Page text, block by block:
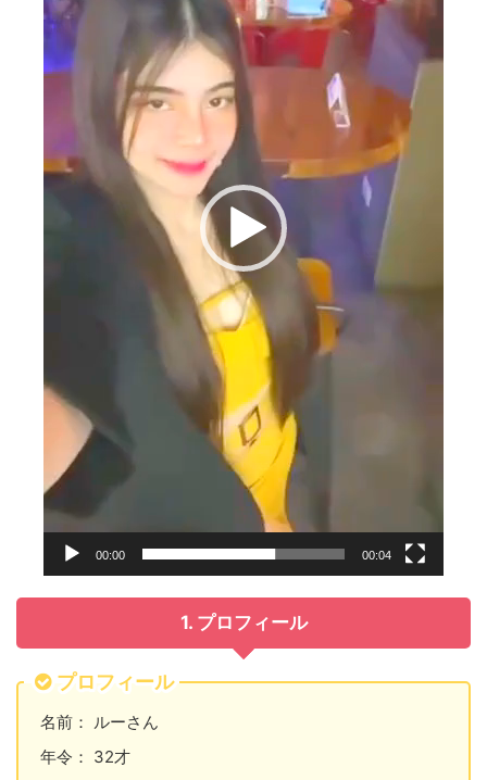
00:00 00:04
1. プロフィール
プロフィール
名前： ルーさん
年令： 32才